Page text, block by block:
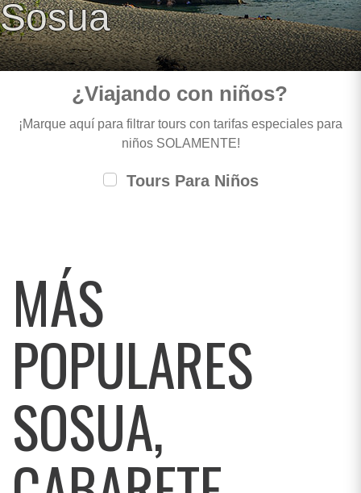
Sosua
¿Viajando con niños?
¡Marque aquí para filtrar tours con tarifas especiales para
niños SOLAMENTE!
Tours Para Niños
MÁS
POPULARES
SOSUA,